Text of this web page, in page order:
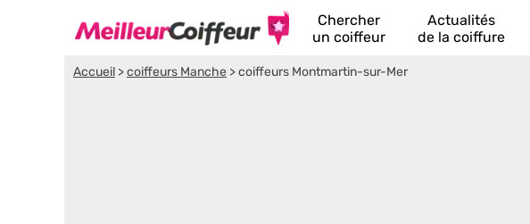
Chercher
un coiffeur
Actualités
de la coiffure
Accueil >coiffeurs Manche >coiffeurs Montmartin-sur-Mer